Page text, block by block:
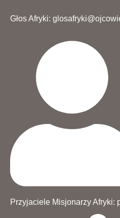
Głos Afryki:
Przyjaciele Misjonarzy Afryki: